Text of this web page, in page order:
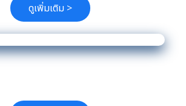
ดูเพิ่มเติม >